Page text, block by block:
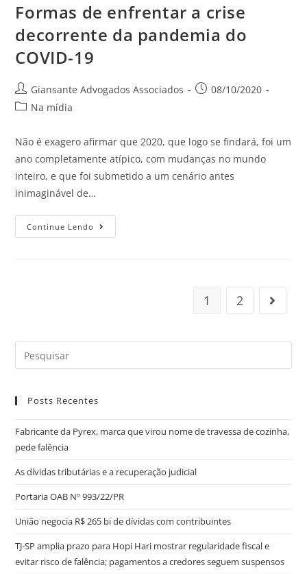
Formas de enfrentar a crise
decorrente da pandemia do
COVID-19
Giansante Advogados Associados
08/10/2020
Na mídia
Não é exagero afirmar que 2020, que logo se findará, foi um
ano completamente atípico, com mudanças no mundo
inteiro, e que foi submetido a um cenário antes
inimaginável de…
Continue Lendo
1 2
Posts Recentes
Fabricante da Pyrex, marca que virou nome de travessa de cozinha,
pede falência
As dívidas tributárias e a recuperação judicial
Portaria OAB Nº 993/22/PR
União negocia R$ 265 bi de dívidas com contribuintes
TJ-SP amplia prazo para Hopi Hari mostrar regularidade fiscal e
evitar risco de falência; pagamentos a credores seguem suspensos